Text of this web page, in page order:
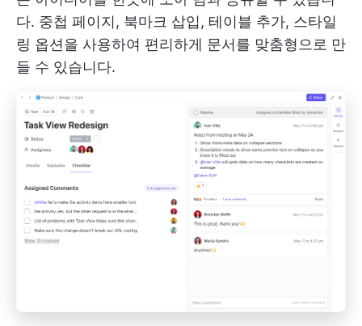
다. 중첩 페이지, 북마크 삽입, 테이블 추가, 스타일
링 옵션을 사용하여 편리하게 문서를 맞춤형으로 만
들 수 있습니다.